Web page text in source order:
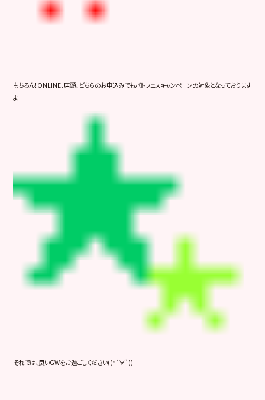
もちろん！ONLINE、店頭、どちらのお申込みでもバトフェスキャンペーンの対象となっております
よ
それでは、良いGWをお過ごしください((*´∀`))